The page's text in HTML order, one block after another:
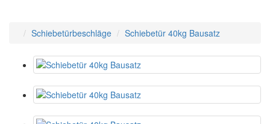
Schiebetürbeschläge Schiebetür 40kg Bausatz